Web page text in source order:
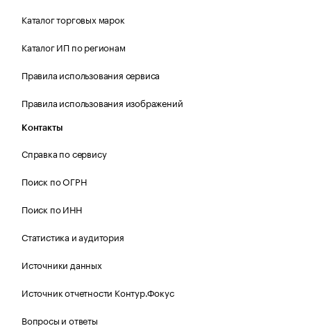
Каталог торговых марок
Каталог ИП по регионам
Правила использования сервиса
Правила использования изображений
Контакты
Справка по сервису
Поиск по ОГРН
Поиск по ИНН
Статистика и аудитория
Источники данных
Источник отчетности Контур.Фокус
Вопросы и ответы